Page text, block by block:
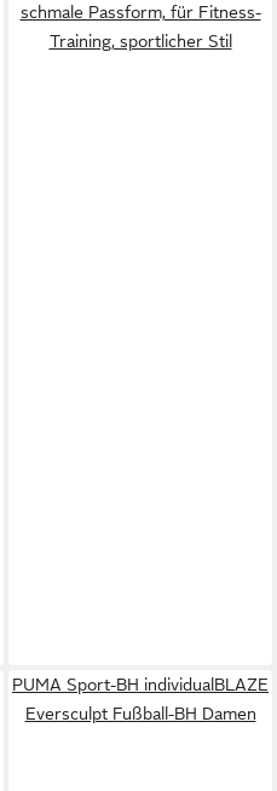
schmale Passform, für Fitness-
Training, sportlicher Stil
PUMA Sport-BH individualBLAZE
Eversculpt Fußball-BH Damen